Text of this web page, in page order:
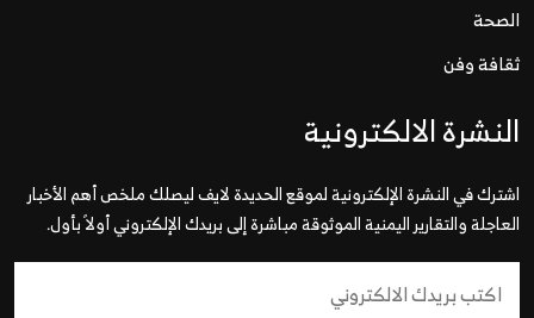
الصحة
ثقافة وفن
النشرة الالكترونية
اشترك في النشرة الإلكترونية لموقع الحديدة لايف ليصلك ملخص أهم الأخبار
العاجلة والتقارير اليمنية الموثوقة مباشرة إلى بريدك الإلكتروني أولاً بأول.